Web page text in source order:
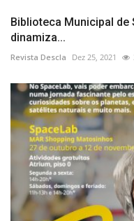
Biblioteca Municipal de
dinamiza...
Revista Descla Dez 25, 2021